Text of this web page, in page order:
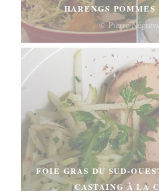
HARENGS
© Pierre
FOIE GRAS DU SUD-
CASTAING À LA